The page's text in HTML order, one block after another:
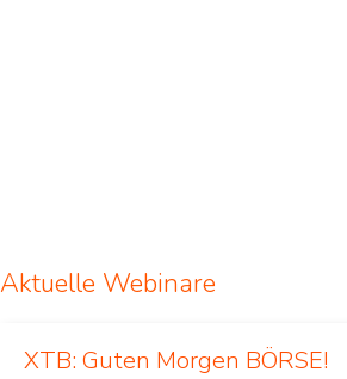
Aktuelle Webinare
XTB: Guten Morgen BÖRSE!